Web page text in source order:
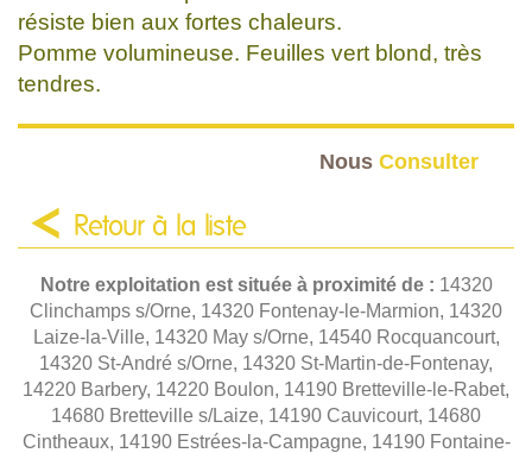
résiste bien aux fortes chaleurs.
Pomme volumineuse. Feuilles vert blond, très
tendres.
Nous Consulter
Retour à la liste
Notre exploitation est située à proximité de : 14320
Clinchamps s/Orne, 14320 Fontenay-le-Marmion, 14320
Laize-la-Ville, 14320 May s/Orne, 14540 Rocquancourt,
14320 St-André s/Orne, 14320 St-Martin-de-Fontenay,
14220 Barbery, 14220 Boulon, 14190 Bretteville-le-Rabet,
14680 Bretteville s/Laize, 14190 Cauvicourt, 14680
Cintheaux, 14190 Estrées-la-Campagne, 14190 Fontaine-